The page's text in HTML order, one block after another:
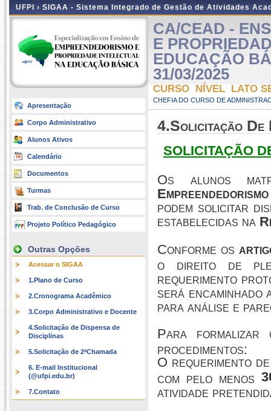
UFPI › SIGAA - Sistema Integrado de Gestão de Atividades
Apresentação
Corpo Administrativo
Alunos Ativos
Calendário
Documentos
Turmas
Trab. de Conclusão de Curso
Projeto Político Pedagógico
Outras Opções
Acessar o SIGAA
1.Plano de Curso
2.Cronograma Acadêmico
3.Corpo Administrativo e Docente
4.Solicitação de Dispensa de
Disciplinas
5.Solicitação de 2ªChamada
6. E-mail Institucional
(@ufpi.edu.br)
7.Contato
CA/CEAD -
E
EDUCAÇÃO
31/03/2025
CURSO NÍVEL LATO
CHEFIA DO CURSO DE
4.Solicitação De
SOLICITAÇÃO
Os alunos
podem solicitar
estabelecidas na
Conforme os
o direito de
requerimento
será
para análise e
Para formalizar
procedimentos:
O requerimento
com pelo menos
atividade